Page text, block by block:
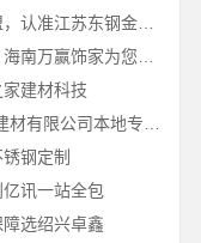
不锈钢浴室柜厂家江浙沪加盟，认准江苏东钢金属科技有限公司
建材科技
钢定制
讯一站全包
选绍兴卓鑫